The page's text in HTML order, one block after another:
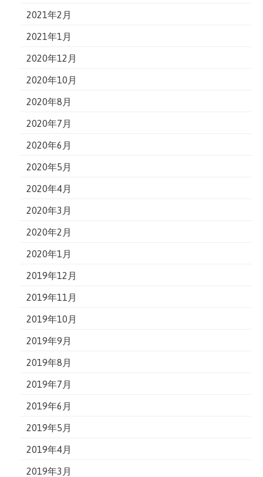
2021年2月
2021年1月
2020年12月
2020年10月
2020年8月
2020年7月
2020年6月
2020年5月
2020年4月
2020年3月
2020年2月
2020年1月
2019年12月
2019年11月
2019年10月
2019年9月
2019年8月
2019年7月
2019年6月
2019年5月
2019年4月
2019年3月